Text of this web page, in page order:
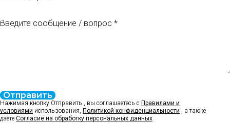
Введите сообщение / вопрос
Отправить
Нажимая кнопку Отправить , вы соглашаетесь с Правилами и
условиями использования, Политикой конфиденциальности , а также
даёте Согласие на обработку персональных данных